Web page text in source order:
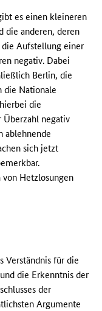
es einen kleineren
die anderen, deren
Aufstellung einer
negativ. Dabei
Berlin, die
die Nationale
die
Überzahl negativ
ablehnende
sich jetzt
Hetzlosungen
Verständnis für die
die Erkenntnis der
der
Argumente